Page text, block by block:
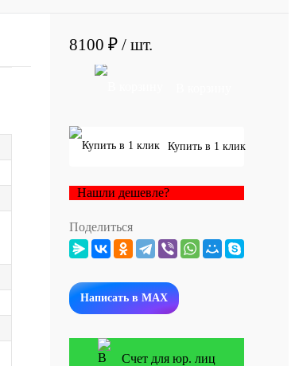
8100 ₽ / шт.
Купить в 1 клик
Нашли дешевле?
Поделиться
Написать в MAX
Счет для юр. лиц